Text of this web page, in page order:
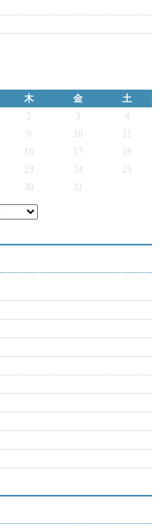
木 金
土
2 3
4
9
16 17
23 24
25
30 31